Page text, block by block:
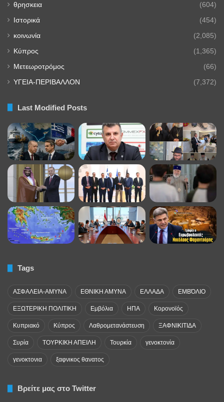
θρησκεια (604)
Ιστορικά (454)
κοινωνία (2,085)
Κύπρος (1,365)
Μετεωροτρόμος (66)
ΥΓΕΙΑ-ΠΕΡΙΒΑΛΛΟΝ (7,372)
Last Modified Posts
Tags
ΑΣΦΑΛΕΙΑ-ΑΜΥΝΑ ΕΘΝΙΚΗ ΑΜΥΝΑ ΕΛΛΑΔΑ ΕΜΒΌΛΙΟ
ΕΞΩΤΕΡΙΚΗ ΠΟΛΙΤΙΚΗ Εμβόλια ΗΠΑ Κορονοϊός
Κυπριακό Κύπρος Λαθρομετανάστευση ΞΑΦΝΙΚΙΤΙΔΑ
Συρία ΤΟΥΡΚΙΚΗ ΑΠΕΙΛΗ Τουρκία γενοκτονία
γενοκτονια ξαφνικος θανατος
Βρείτε μας στο Twitter